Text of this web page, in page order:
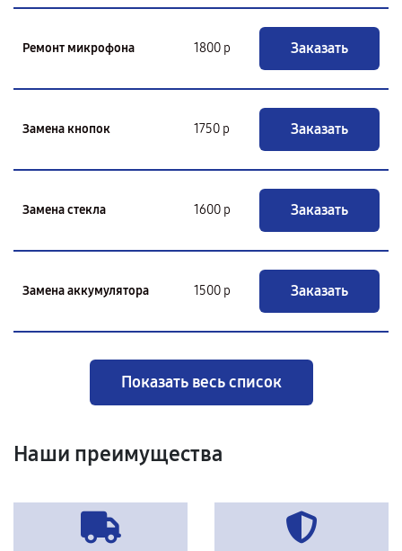
Ремонт микрофона 1800 р Заказать
Замена кнопок 1750 р Заказать
Замена стекла 1600 р Заказать
Замена аккумулятора 1500 р Заказать
Показать весь список
Наши преимущества